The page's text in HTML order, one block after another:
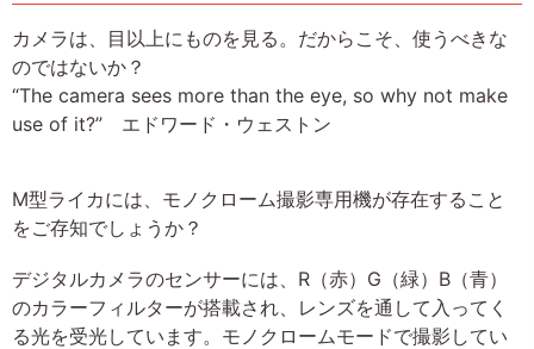
カメラは、目以上にものを見る。だからこそ、使うべきな
のではないか？
“The camera sees more than the eye, so why not make
use of it?” エドワード・ウェストン
M型ライカには、モノクローム撮影専用機が存在すること
をご存知でしょうか？
デジタルカメラのセンサーには、R（赤）G（緑）B（青）
のカラーフィルターが搭載され、レンズを通して入ってく
る光を受光しています。モノクロームモードで撮影してい